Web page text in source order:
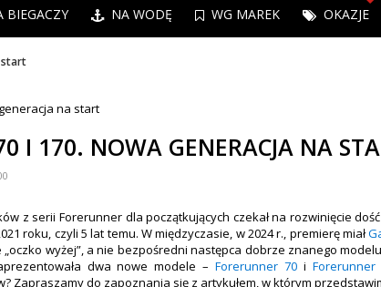
BIEGACZY NA WODĘ WG MAREK OKAZJE
start
I 170. NOWA GENERACJA NA
z serii Forerunner dla początkujących czekał na rozwinięcie
roku, czyli 5 lat temu. W międzyczasie, w 2024 r., premierę miał
„oczko wyżej”, a nie bezpośredni następca dobrze znanego
dwa nowe modele –Forerunner 70 i Forerunner
Zapraszamy do zapoznania się z artykułem, w którym